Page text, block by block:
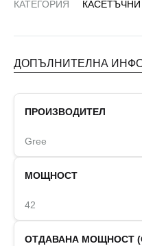
КАТЕГОРИЯ КАСЕТЪЧНИ
ДОПЪЛНИТЕЛНА
ПРОИЗВОДИТЕЛ
Gree
МОЩНОСТ
42
ОТДАВАНА МОЩНОСТ